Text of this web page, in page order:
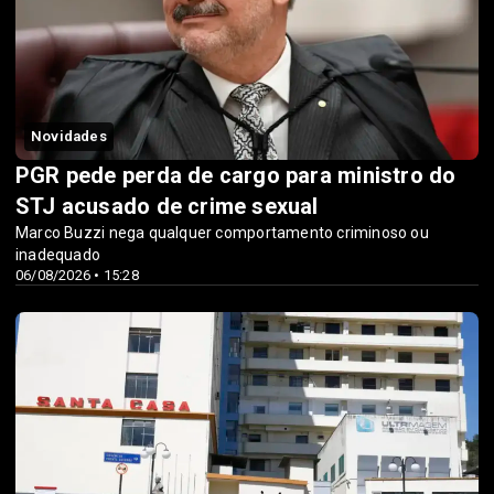
Novidades
06/08/2026 • 15:28
PGR pede perda de cargo para ministro do
STJ acusado de crime sexual
Marco Buzzi nega qualquer comportamento criminoso ou
inadequado